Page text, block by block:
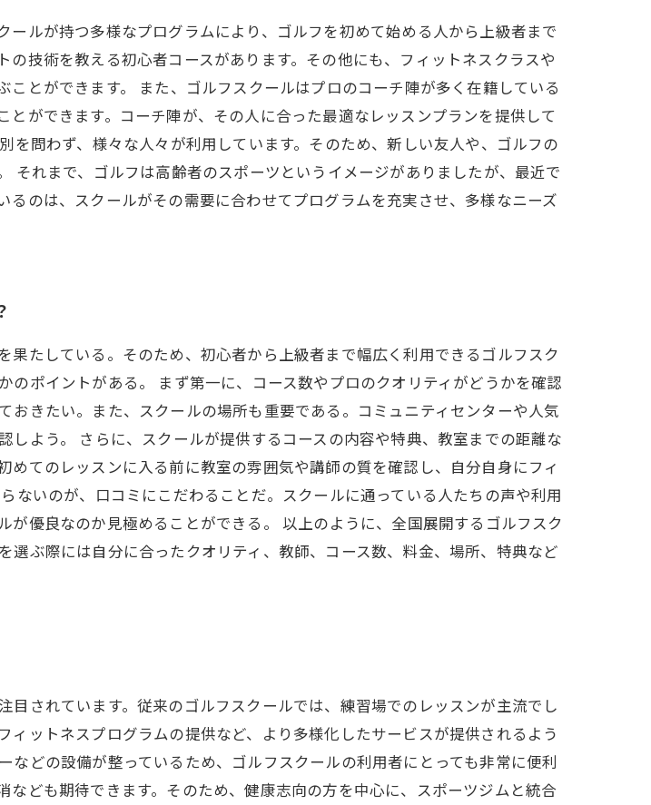
ルが持つ多様なプログラムにより、ゴルフを初めて始める人から上級者まで
技術を教える初心者コースがあります。その他にも、フィットネスクラスや
とができます。 また、ゴルフスクールはプロのコーチ陣が多く在籍している
ができます。コーチ陣が、その人に合った最適なレッスンプランを提供して
を問わず、様々な人々が利用しています。そのため、新しい友人や、ゴルフの
れまで、ゴルフは高齢者のスポーツというイメージがありましたが、最近で
のは、スクールがその需要に合わせてプログラムを充実させ、多様なニーズ
たしている。そのため、初心者から上級者まで幅広く利用できるゴルフスク
ポイントがある。 まず第一に、コース数やプロのクオリティがどうかを確認
きたい。また、スクールの場所も重要である。コミュニティセンターや人気
よう。 さらに、スクールが提供するコースの内容や特典、教室までの距離な
てのレッスンに入る前に教室の雰囲気や講師の質を確認し、自分自身にフィ
ないのが、口コミにこだわることだ。スクールに通っている人たちの声や利用
優良なのか見極めることができる。 以上のように、全国展開するゴルフスク
ぶ際には自分に合ったクオリティ、教師、コース数、料金、場所、特典など
されています。従来のゴルフスクールでは、練習場でのレッスンが主流でし
ットネスプログラムの提供など、より多様化したサービスが提供されるよう
どの設備が整っているため、ゴルフスクールの利用者にとっても非常に便利
ども期待できます。そのため、健康志向の方を中心に、スポーツジムと統合